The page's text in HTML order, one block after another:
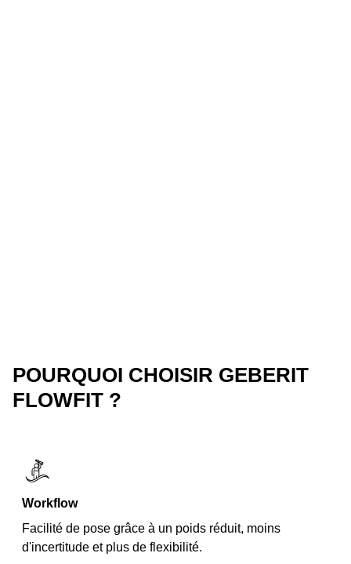
POURQUOI CHOISIR GEBERIT
FLOWFIT ?
Workflow
Facilité de pose grâce à un poids réduit, moins
d'incertitude et plus de flexibilité.